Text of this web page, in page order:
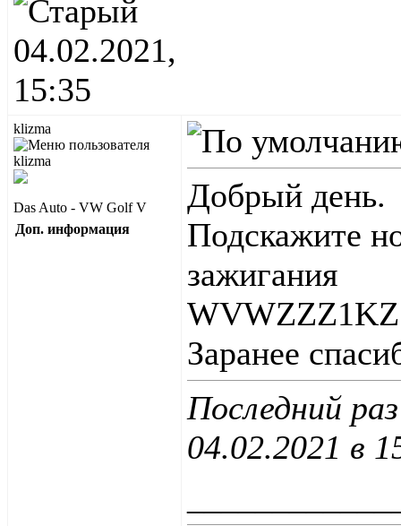
04.02.2021,
15:35
klizma
Das Auto - VW Golf V
Доп. информация
Добрый день.
Подскажите
зажигания
Заранее
Последний
04.02.2021 в